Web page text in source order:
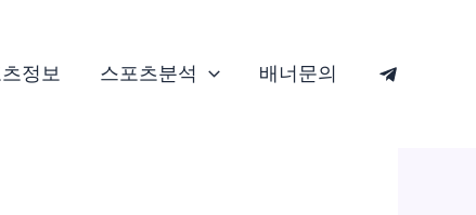
정보 스포츠분석 배너문의